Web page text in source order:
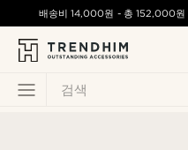
검색
배송비14,000원 - 총 152,000원